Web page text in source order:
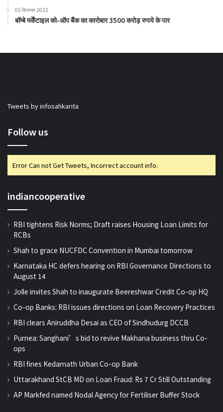
05 सितम्बर 2022
बॉम्बे मर्केंटाइल को-ऑप बैंक का कारोबार 3500 करोड़ रुपये के पार
Tweets by infosahkarita
Follow us
Error Can not Get Tweets, Incorrect account info.
indiancooperative
RBI tightens Risk Norms; Draft raises Housing Loan Limits for
RCBs
Shah to grace NUCFDC Convention in Mumbai tomorrow
Karnataka HC defers hearing on RBI Governance Directions to
August 14
Jolle invites Shah to inaugurate Beereshwar Credit Co-op HQ
Co-op Banks: RBI issues directions on Loan Recovery Practices
RBI clears Aniruddha Desai as CEO of Sindhudurg DCCB
Purnea: Sanghani’s bid to revive Makhana business thru Co-
ops
RBI fines Kedarnath Urban Co-op Bank
Uttarakhand StCB MD on Loan Fraud: Rs 7 Cr Still Outstanding
AP Markfed named Nodal Agency for Fertiliser Buffer Stock